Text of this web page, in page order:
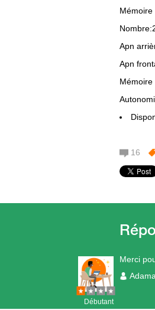
Mémoire
Apn
Apn
Mémoire
16
Débutant
Merci